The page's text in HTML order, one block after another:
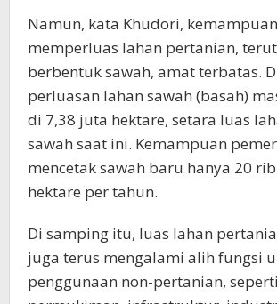
Namun, kata Khudori,
memperluas lahan pertanian,
berbentuk sawah, amat terbatas.
perluasan lahan sawah (basah)
di 7,38 juta hektare, setara luas
sawah saat ini. Kemampuan
mencetak sawah baru hanya 20
hektare per tahun.
Di samping itu, luas lahan
juga terus mengalami alih fungsi
penggunaan non-pertanian, seperti